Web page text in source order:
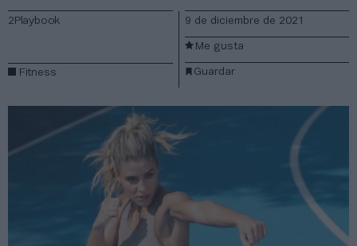
2Playbook
Fitness
9 de diciembre de 2021
Guardar
Me gusta